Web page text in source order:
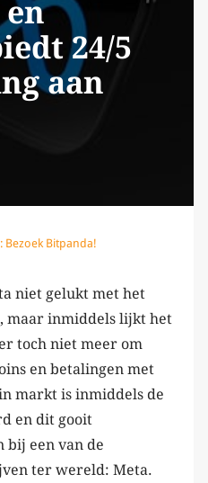
24/5
aan
Bezoek Bitpanda!
niet gelukt met het
maar inmiddels lijkt het
toch niet meer om
en betalingen met
markt is inmiddels de
en dit gooit
bij een van de
ter wereld: Meta.